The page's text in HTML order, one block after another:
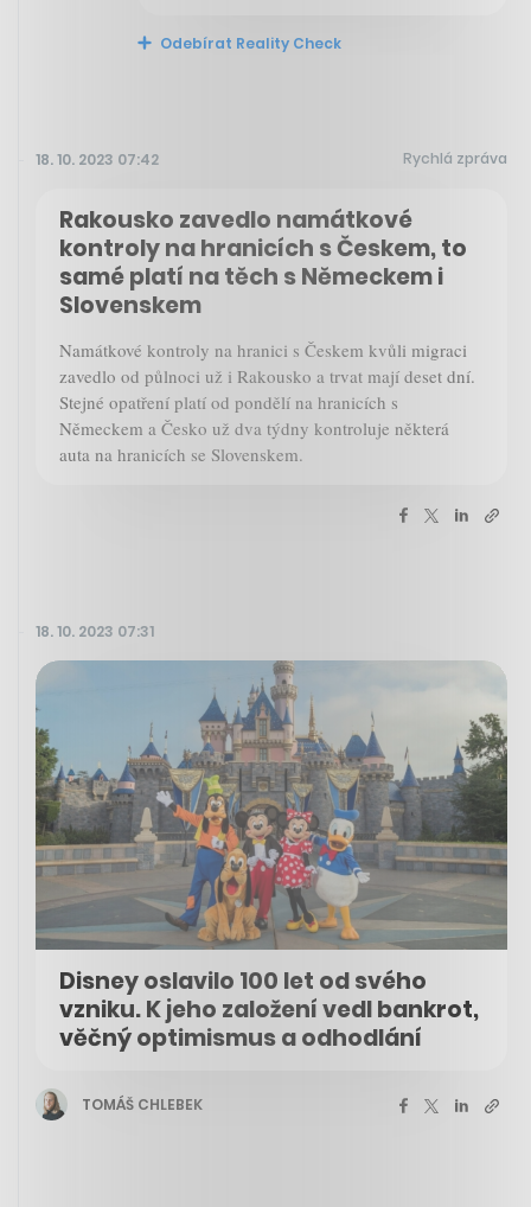
Odebírat Reality Check
18. 10. 2023 07:42 Rychlá zpráva
Rakousko zavedlo namátkové
kontroly na hranicích s Českem, to
samé platí na těch s Německem i
Slovenskem
Namátkové kontroly na hranici s Českem kvůli migraci
zavedlo od půlnoci už i Rakousko a trvat mají deset dní.
Stejné opatření platí od pondělí na hranicích s
Německem a Česko už dva týdny kontroluje některá
auta na hranicích se Slovenskem.
18. 10. 2023 07:31
Disney oslavilo 100 let od svého
vzniku. K jeho založení vedl bankrot,
věčný optimismus a odhodlání
TOMÁŠ CHLEBEK